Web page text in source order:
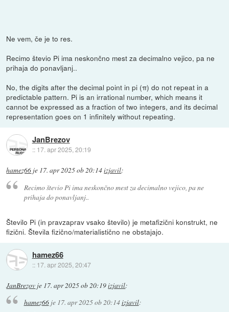
Ne vem, če je to res.
Recimo števio Pi ima neskončno mest za decimalno vejico, pa ne
prihaja do ponavljanj..
No, the digits after the decimal point in pi (π) do not repeat in a
predictable pattern. Pi is an irrational number, which means it
cannot be expressed as a fraction of two integers, and its decimal
representation goes on 1 infinitely without repeating.
JanBrezov
:: 17. apr 2025, 20:19
hamez66 je 17. apr 2025 ob 20:14izjavil:
Recimo števio Pi ima neskončno mest za decimalno vejico, pa ne
prihaja do ponavljanj..
Število Pi (in pravzaprav vsako število) je metafizični konstrukt, ne
fizični. Števila fizično/materialistično ne obstajajo.
hamez66
:: 17. apr 2025, 20:47
JanBrezov je 17. apr 2025 ob 20:19izjavil:
hamez66je 17. apr 2025 ob 20:14izjavil: